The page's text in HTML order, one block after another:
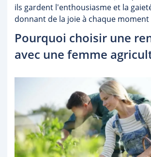
ils gardent l'enthousiasme et la
donnant de la joie à chaque moment
Pourquoi choisir une
avec une femme